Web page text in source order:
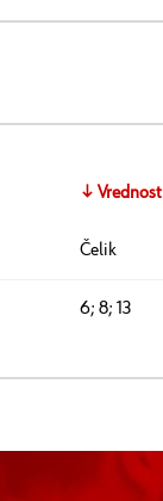
↓ Vrednost
Čelik
6; 8; 13